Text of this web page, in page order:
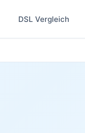
DSL Vergleich